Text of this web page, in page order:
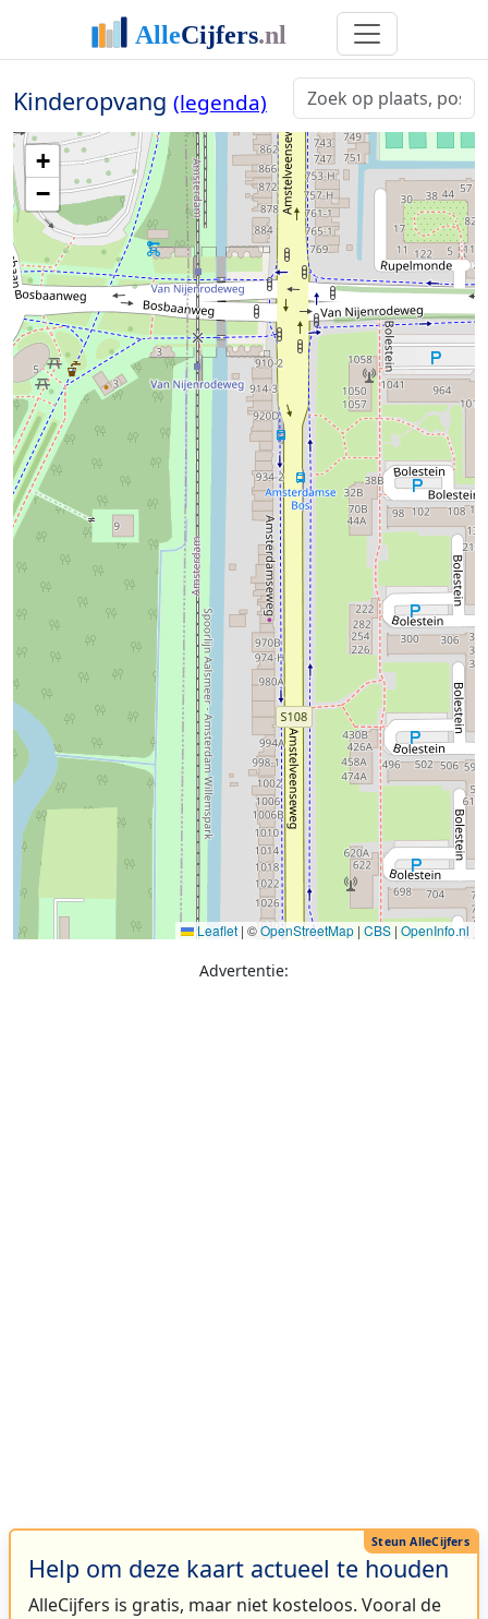
Kinderopvang (legenda)
+
−
Leaflet | ©OpenStreetMap | CBS | OpenInfo.nl
Advertentie:
Help om deze kaart actueel te houden
AlleCijfers is gratis, maar niet kosteloos. Vooral de